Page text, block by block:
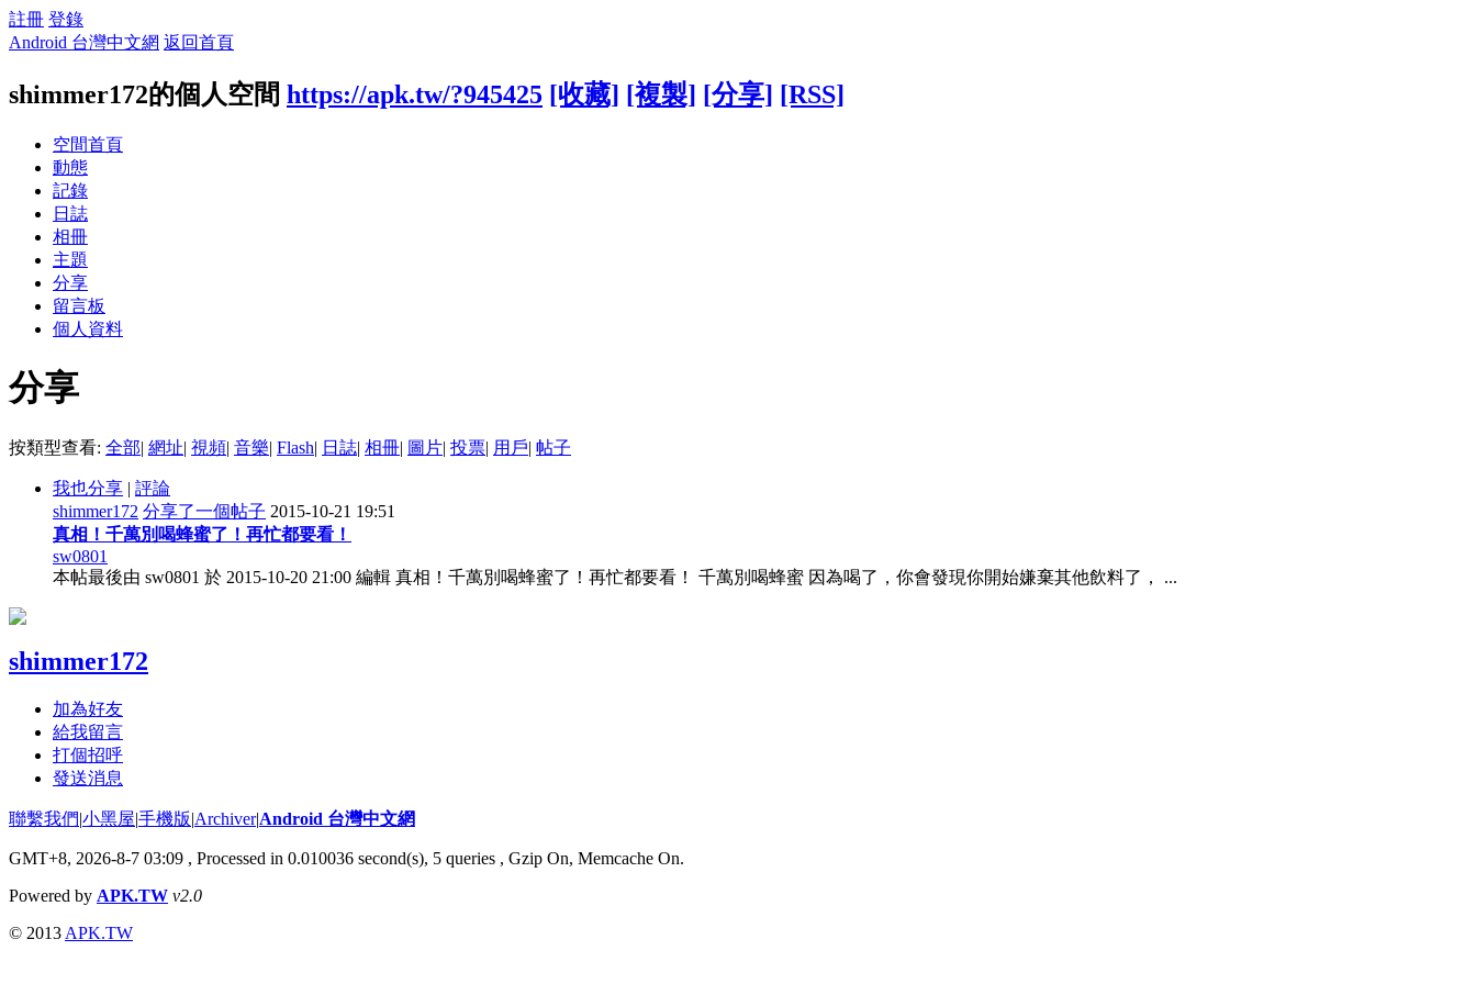
註冊 登錄
Android 台灣中文網 返回首頁
shimmer172的個人空間 https://apk.tw/?945425 [收藏] [複製] [分享] [RSS]
空間首頁
動態
記錄
日誌
相冊
主題
分享
留言板
個人資料
分享
按類型查看: 全部| 網址| 視頻| 音樂| Flash| 日誌| 相冊| 圖片| 投票| 用戶| 帖子
我也分享 | 評論
shimmer172 分享了一個帖子 2015-10-21 19:51
真相！千萬別喝蜂蜜了！再忙都要看！
sw0801
本帖最後由 sw0801 於 2015-10-20 21:00 編輯 真相！千萬別喝蜂蜜了！再忙都要看！ 千萬別喝蜂蜜 因為喝了，你會發現你開始嫌棄其他飲料了， ...
shimmer172
加為好友
給我留言
打個招呼
發送消息
聯繫我們|小黑屋|手機版|Archiver|Android 台灣中文網
GMT+8, 2026-8-7 03:09 , Processed in 0.010036 second(s), 5 queries , Gzip On, Memcache On.
Powered by APK.TW v2.0
© 2013 APK.TW